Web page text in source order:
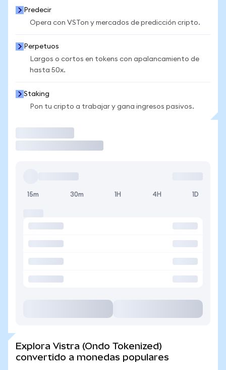
Predecir
Opera con VSTon y mercados de predicción cripto.
Perpetuos
Largos o cortos en tokens con apalancamiento de
hasta 50x.
Staking
Pon tu cripto a trabajar y gana ingresos pasivos.
15m 30m 1H 4H 1D
Explora Vistra (Ondo Tokenized)
convertido a monedas populares